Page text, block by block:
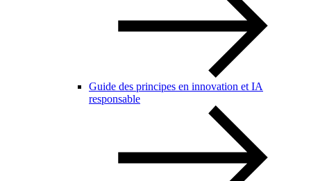
Guide des principes en innovation et IA
responsable